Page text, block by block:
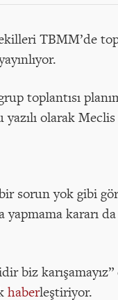
TBMM’de
toplantısı
olarak
sorun yok gibi
yapmama kararı
biz
haberleştiriyor.